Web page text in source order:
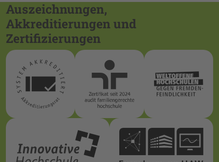
Auszeichnungen,
Akkreditierungen und
Zertifizierungen